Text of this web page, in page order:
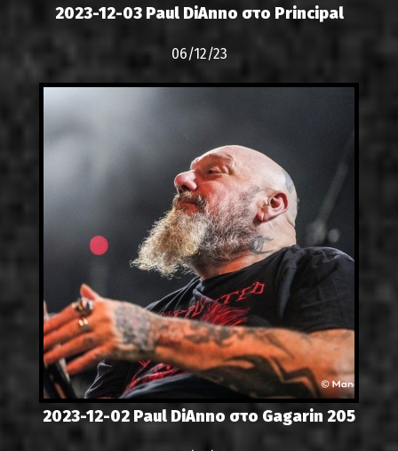
2023-12-03 Paul DiAnno στο Principal
06/12/23
2023-12-02 Paul DiAnno στο Gagarin 205